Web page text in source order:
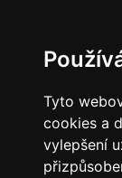
Tyto
cookies a
vylepšení